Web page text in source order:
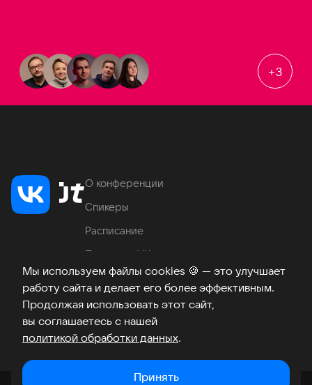
Мы используем файлы cookies 🍪 — это улучшает
работу сайта и делает его более эффективным.
Продолжая использовать этот сайт,
вы соглашаетесь с нашей
политикой обработки данных.
Принять
+3
О конференции
Спикеры
Расписание
Продукты VK
Место проведения
Часто задаваемые вопросы
ТелеграмВКонтакте
Хабр
Возникли вопросы? ©2026